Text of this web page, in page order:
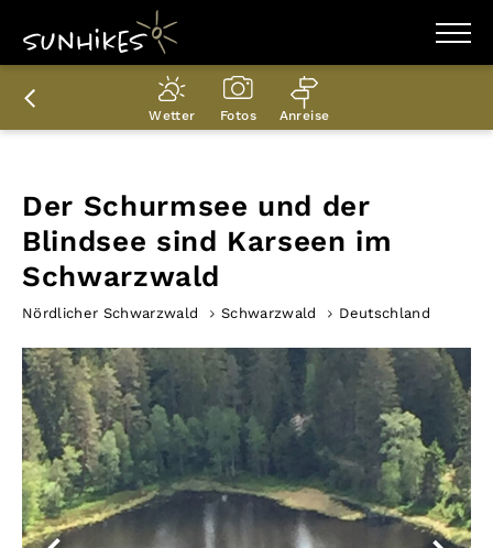
WANDERZIELE
WANDERUNGEN
ENTDECKEN
PLANER
Wetter Fotos Anreise
Der Schurmsee und der
Blindsee sind Karseen im
Schwarzwald
Nördlicher Schwarzwald Schwarzwald Deutschland